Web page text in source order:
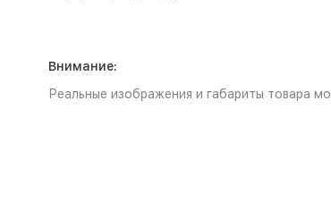
Внимание:
Реальные изображения и габариты товара